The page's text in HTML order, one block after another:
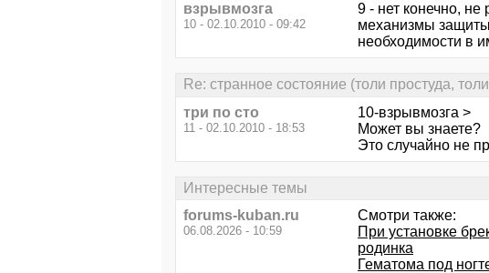
взрывмозга
10 - 02.10.2010 - 09:42
9 - нет конечно,
механизмы защиты
необходимости в
Re: странное состояние (толи простуда,
три по сто
11 - 02.10.2010 - 18:53
10-взрывмозга >
Может вы знаете?
Это случайно не
Интересные темы
forums-kuban.ru
06.08.2026 - 10:59
Смотри также:
При установке
родинка
Гематома под